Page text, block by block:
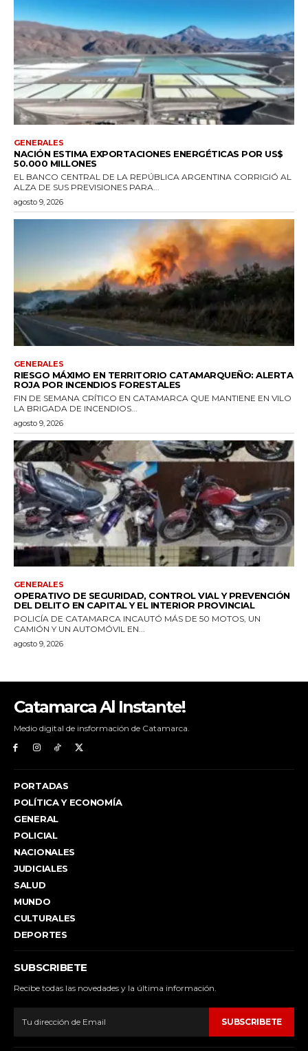
Catamarca Al Instante!
Medio digital de insformación de Catamarca.
PORTADAS
POLÍTICA Y ECONOMÍA
GENERAL
POLICIAL
NACIONALES
JUDICIALES
SALUD
MUNDO
CULTURALES
DEPORTES
SUBSCRIBETE
Recibe todas las novedades y la última información.
SUBSCRIBETE